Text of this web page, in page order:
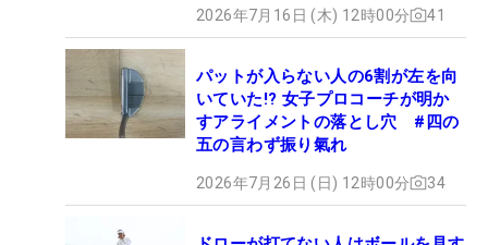
2026年7月16日 (木) 12時00分 41
パットが入らない人の6割が左を向
いていた!? 女子プロコーチが明か
すアライメントの落とし穴 #四の
五の言わず振り氣れ
2026年7月26日 (日) 12時00分 34